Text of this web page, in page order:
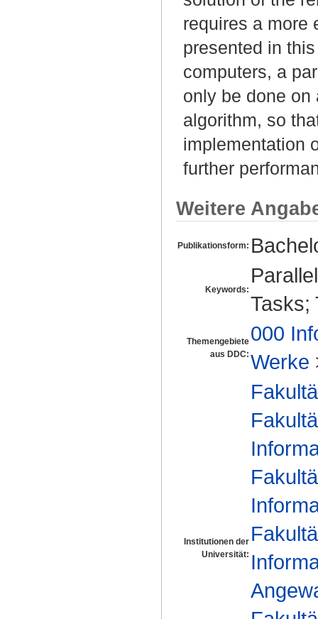
requires a more
presented in
computers, a
only be done on
algorithm, so
implementation
further
Weitere
Publikationsform:
Keywords:
Tasks;
Themengebiete
aus DDC:
000
Werke
Institutionen der
Universität: